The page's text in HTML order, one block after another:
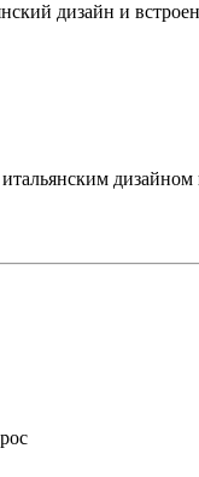
дизайн и